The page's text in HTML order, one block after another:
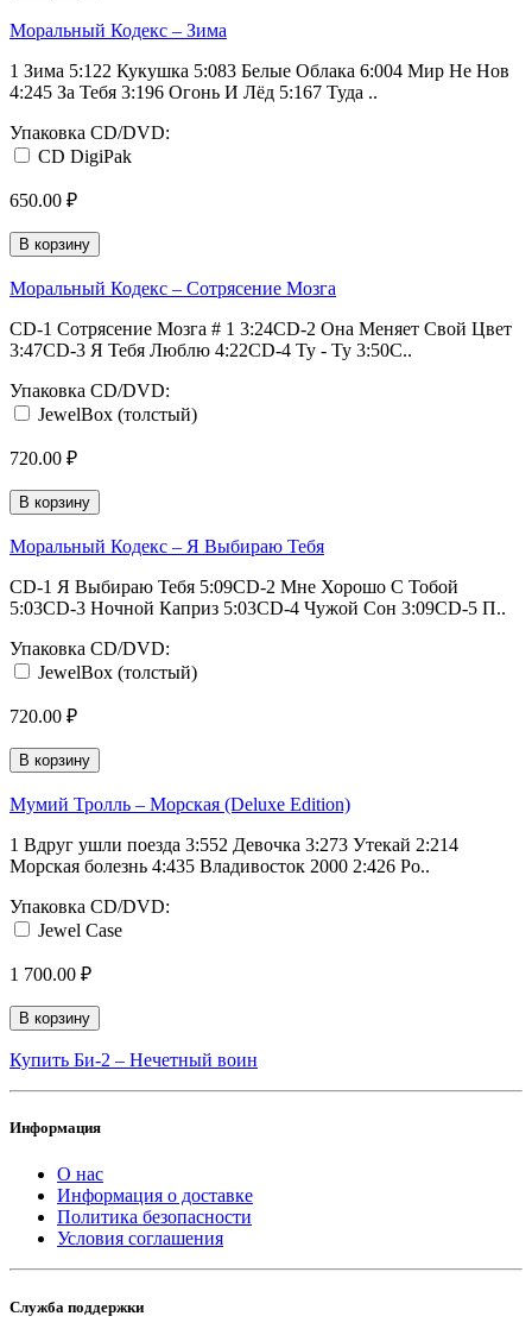
Моральный Кодекс ‎– Зима
1 Зима 5:122 Кукушка 5:083 Белые Облака 6:004 Мир Не Нов
4:245 За Тебя 3:196 Огонь И Лёд 5:167 Туда ..
Упаковка CD/DVD:
CD DigiPak
650.00 ₽
В корзину
Моральный Кодекс ‎– Сотрясение Мозга
CD-1 Сотрясение Мозга # 1 3:24CD-2 Она Меняет Свой Цвет
3:47CD-3 Я Тебя Люблю 4:22CD-4 Ту - Ту 3:50C..
Упаковка CD/DVD:
JewelBox (толстый)
720.00 ₽
В корзину
Моральный Кодекс ‎– Я Выбираю Тебя
CD-1 Я Выбираю Тебя 5:09CD-2 Мне Хорошо С Тобой
5:03CD-3 Ночной Каприз 5:03CD-4 Чужой Сон 3:09CD-5 П..
Упаковка CD/DVD:
JewelBox (толстый)
720.00 ₽
В корзину
Мумий Тролль ‎– Морская (Deluxe Edition)
1 Вдруг ушли поезда 3:552 Девочка 3:273 Утекай 2:214
Морская болезнь 4:435 Владивосток 2000 2:426 Ро..
Упаковка CD/DVD:
Jewel Case
1 700.00 ₽
В корзину
Купить Би-2 ‎– Нечетный воин
Информация
О нас
Информация о доставке
Политика безопасности
Условия соглашения
Служба поддержки